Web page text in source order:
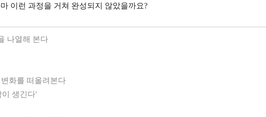
이런 과정을 거쳐 완성되지 않았을까요?
나열해 본다
화를 떠올려본다
생긴다'